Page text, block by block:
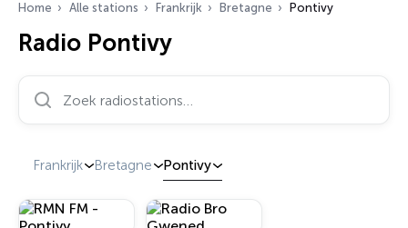
Home Alle stations Frankrijk Bretagne Pontivy
Radio Pontivy
Zoek radiostations…
Frankrijk Bretagne Pontivy